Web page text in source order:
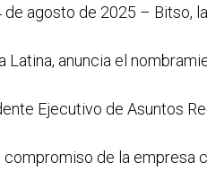
de agosto de 2025 – Bitso,
Latina, anuncia el
Ejecutivo de Asuntos
compromiso de la empresa